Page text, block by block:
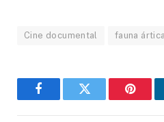
Cine documental fauna ártica
FacebookGorjeo